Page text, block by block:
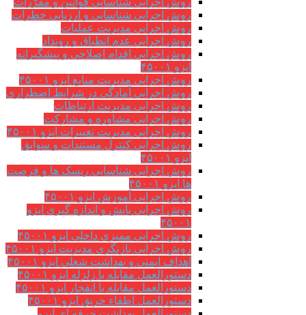
روش اجرایی شناسایی و ارزیابی خطرات
روش اجرایی مدیریت عملیات
روش اجرایی عدم انطباق و رویداد
روش اجرایی اقدام اصلاحی و پیشگیرانه
ایزو ۴۵۰۰۱
روش اجرایی مدیریت منابع ایزو ۴۵۰۰۱
روش اجرایی آمادگی در شرایط اضطراری
روش اجرایی مدیریت ارتباطات
روش اجرایی مشاوره و مشارکت
روش اجرایی مدیریت تغییرات ایزو ۴۵۰۰۱
روش اجرایی کنترل مستندات و سوابق
ایزو ۴۵۰۰۱
روش اجرایی شناسایی ریسک ها و فرصت
ها ایزو ۴۵۰۰۱
روش اجرایی آموزش ایزو ۴۵۰۰۱
روش اجرایی پایش و اندازه گیری ایزو
۴۵۰۰۱
روش اجرایی ممیزی داخلی ایزو ۴۵۰۰۱
روش اجرایی بازنگری مدیریت ایزو ۴۵۰۰۱
اهداف ایمنی و بهداشت شغلی ایزو ۴۵۰۰۱
دستورالعمل مقابله با زلزله ایزو ۴۵۰۰۱
دستورالعمل مقابله با انفجار ایزو ۴۵۰۰۱
دستورالعمل اطفاء حریق ایزو ۴۵۰۰۱